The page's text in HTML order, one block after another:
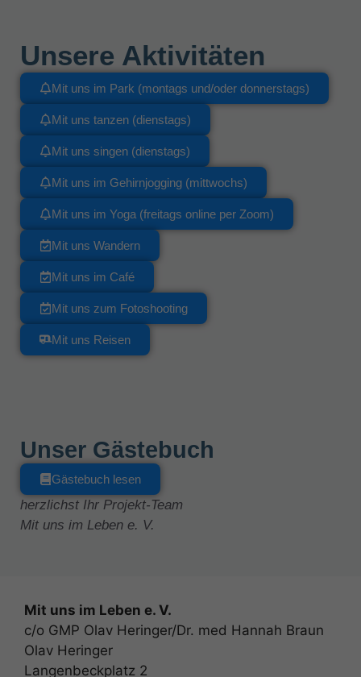
Unsere Aktivitäten
Mit uns im Park (montags und/oder donnerstags)
Mit uns tanzen (dienstags)
Mit uns singen (dienstags)
Mit uns im Gehirnjogging (mittwochs)
Mit uns im Yoga (freitags online per Zoom)
Mit uns Wandern
Mit uns im Café
Mit uns zum Fotoshooting
Mit uns Reisen
Unser Gästebuch
Gästebuch lesen
herzlichst Ihr Projekt-Team
Mit uns im Leben e. V.
Mit uns im Leben e. V.
c/o GMP Olav Heringer/Dr. med Hannah Braun
Olav Heringer
Langenbeckplatz 2